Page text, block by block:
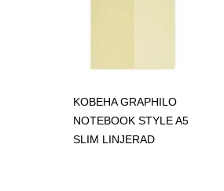
KOBEHA GRAPHILO
NOTEBOOK STYLE A5
SLIM LINJERAD